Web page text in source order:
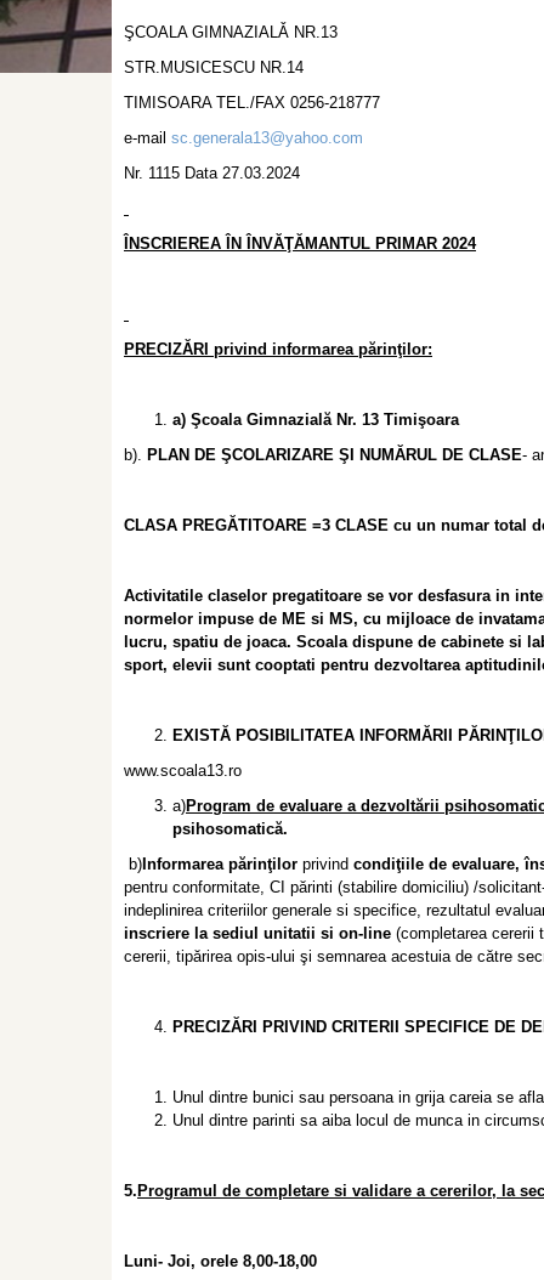
ŞCOALA GIMNAZIALǍ NR.13
STR.MUSICESCU NR.14
TIMISOARA TEL./FAX 0256-218777
e-mail sc.generala13@yahoo.com
Nr. 1115 Data 27.03.2024
ÎNSCRIEREA ÎN ÎNVĂŢĂMANTUL PRIMAR 2024
PRECIZĂRI privind informarea părinţilor:
a) Şcoala GimnazialăNr. 13 Timişoara
b). PLAN DE ŞCOLARIZARE ŞI NUMĂRUL DE CLASE-
CLASA PREGĂTITOARE =3 CLASE cu un numar total
Activitatile claselor pregatitoare se vor desfasura in
normelor impuse de ME si MS, cu mijloace de
lucru, spatiu de joaca. Scoala dispune de cabinete si
sport, elevii sunt cooptati pentru dezvoltarea
EXISTĂ POSIBILITATEA INFORMĂRII
www.scoala13.ro
a)Program de evaluare a dezvoltării
psihosomatică.
b) Informarea părinţilor privind condiţiile de evaluare,
pentru conformitate, CI părinti (stabilire domiciliu) /
indeplinirea criteriilor generale si specifice, rezultatul
inscriere la sediul unitatii si on-line (completarea cererii
cererii, tipărirea opis-ului şi semnarea acestuia de către
PRECIZĂRI PRIVIND CRITERII SPECIFICE DE
Unul dintre bunici sau persoana in grija careia se
Unul dintre parinti sa aiba locul de munca in
5. Programul de completare si validare a cererilor, la
Luni- Joi, orele 8,00-18,00